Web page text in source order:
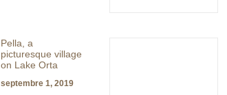
Pella, a
picturesque village
on Lake Orta
septembre 1, 2019